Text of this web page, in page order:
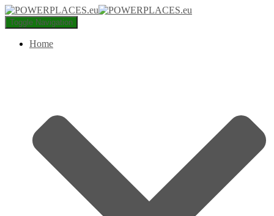
Toggle Navigation
Home